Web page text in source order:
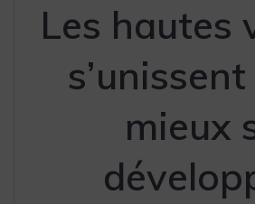
Les hautes
mieux